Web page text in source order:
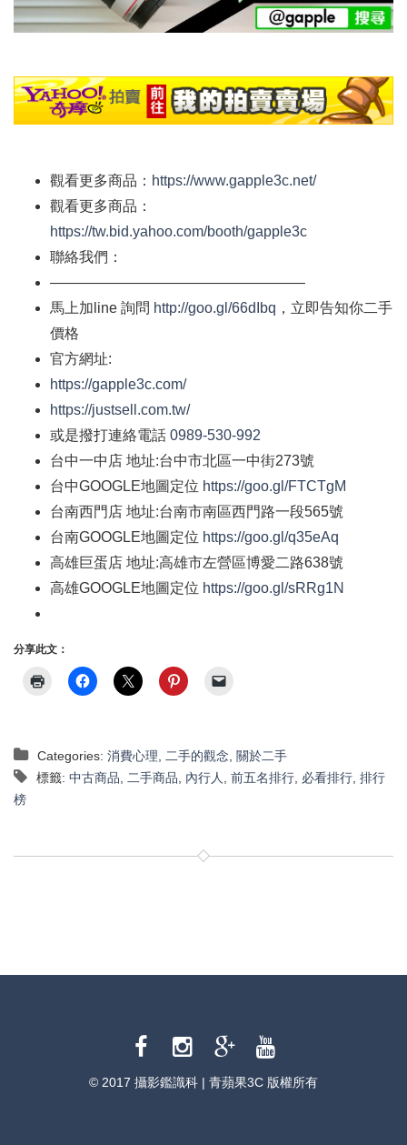
觀看更多商品： https://www.gapple3c.net/
觀看更多商品：
https://tw.bid.yahoo.com/booth/gapple3c
聯絡我們：
—————————————————–
馬上加 line 詢問 http://goo.gl/66dIbq ，立即告知你二手
價格
官方網址:
https://gapple3c.com/
https://justsell.com.tw/
或是撥打連絡電話 0989-530-992
台中一中店 地址:台中市北區一中街273號
台中GOOGLE地圖定位 https://goo.gl/FTCTgM
台南西門店 地址:台南市南區西門路一段565號
台南GOOGLE地圖定位 https://goo.gl/q35eAq
高雄巨蛋店 地址:高雄市左營區博愛二路638號
高雄GOOGLE地圖定位 https://goo.gl/sRRg1N
分享此文：
Categories: 消費心理, 二手的觀念, 關於二手
標籤: 中古商品, 二手商品, 內行人, 前五名排行, 必看排行, 排行
榜
© 2017 攝影鑑識科 | 青蘋果3C 版權所有